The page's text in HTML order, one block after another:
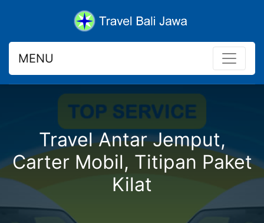
MENU
Travel Antar Jemput,
Carter Mobil, Titipan Paket
Kilat